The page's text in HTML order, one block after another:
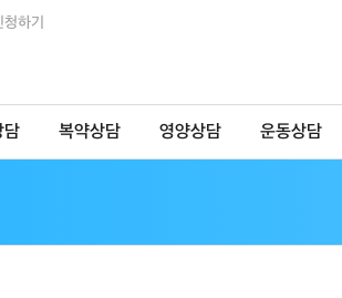
하기
담 복약상담 영양상담 운동상담